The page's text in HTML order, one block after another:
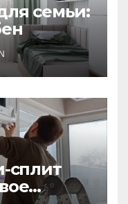
семьи:
сплит